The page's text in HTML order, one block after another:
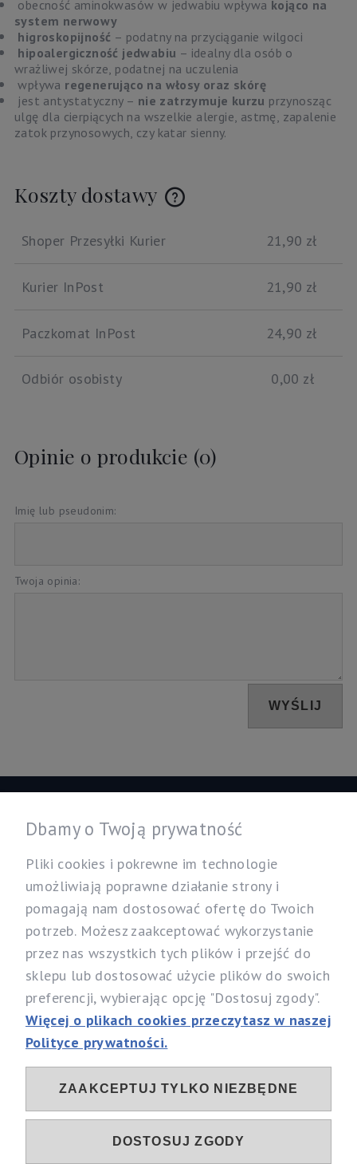
obecność aminokwasów w jedwabiu wpływa kojąco na
system nerwowy
higroskopijność – podatny na przyciąganie wilgoci
hipoalergiczność jedwabiu – idealny dla osób o
wrażliwej skórze, podatnej na uczulenia
wpływa regenerująco na włosy oraz skórę
jest antystatyczny – nie zatrzymuje kurzu przynosząc
ulgę dla cierpiących na wszelkie alergie, astmę, zapalenie
zatok przynosowych, czy katar sienny.
Koszty dostawy
Cena nie zawiera ewentualnych kosztów płatności
Shoper Przesyłki Kurier 21,90 zł
Kurier InPost 21,90 zł
Paczkomat InPost 24,90 zł
Odbiór osobisty 0,00 zł
Opinie o produkcie (0)
Imię lub pseudonim:
Twoja opinia:
WYŚLIJ
Nasz sklep
Specjalistyczny Sklep dla Alergików Mirosław Rybicki
Sobików 5, 05-530 Góra Kalwaria
woj. mazowieckie
Telefon:537 111 212, 731 603 303
Email:info@alergia-dom.pl
Sociale
Dbamy o Twoją prywatność
Pliki cookies i pokrewne im technologie
umożliwiają poprawne działanie strony i
pomagają nam dostosować ofertę do Twoich
potrzeb. Możesz zaakceptować wykorzystanie
przez nas wszystkich tych plików i przejść do
sklepu lub dostosować użycie plików do swoich
preferencji, wybierając opcję "Dostosuj zgody".
Więcej o plikach cookies przeczytasz w naszej
Polityce prywatności.
ZAAKCEPTUJ TYLKO NIEZBĘDNE
DOSTOSUJ ZGODY